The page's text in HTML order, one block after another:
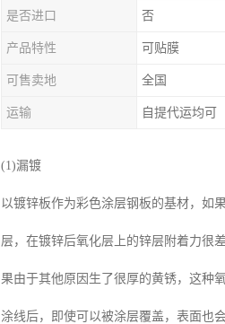
是否进口 否
产品特性 可贴膜
可售卖地 全国
运输 自提代运均可
(1)漏镀
以镀锌板作为彩色涂层钢板的基材，如
层，在镀锌后氧化层上的锌层附着力很
果由于其他原因生了很厚的黄锈，这种
涂线后，即使可以被涂层覆盖，表面也